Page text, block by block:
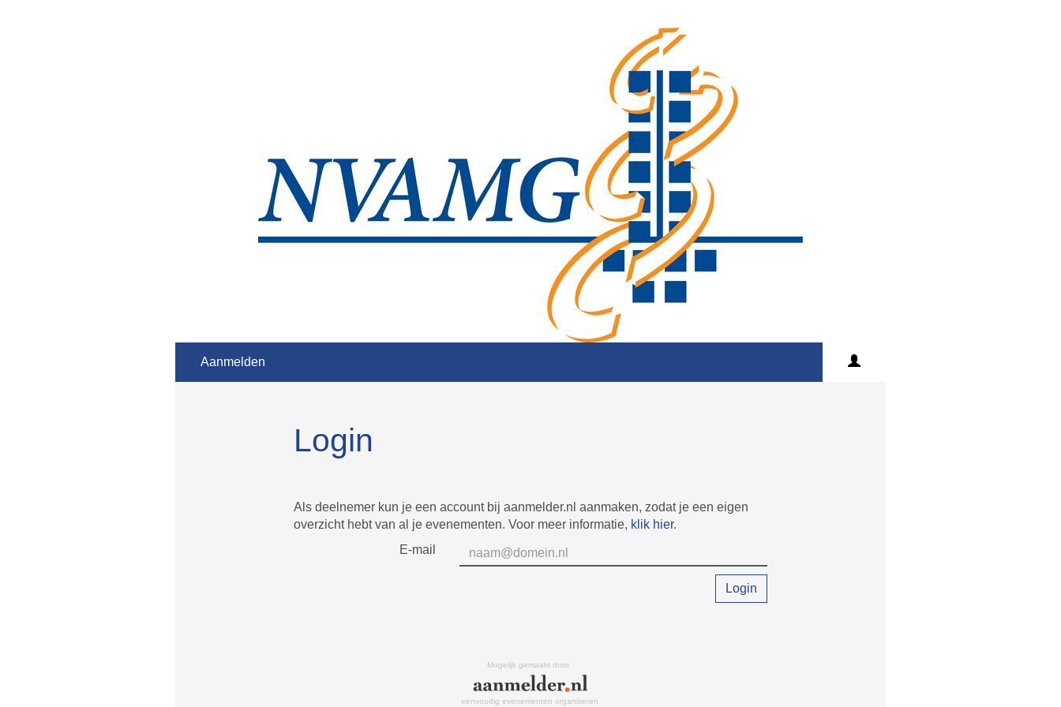
Aanmelden
Login
Als deelnemer kun je een account bij aanmelder.nl aanmaken, zodat je een eigen
overzicht hebt van al je evenementen. Voor meer informatie, klik hier.
E-mail
Login
Mogelijk gemaakt door
eenvoudig evenementen organiseren